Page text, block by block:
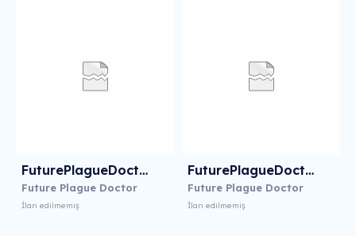
FuturePlagueDoctor19
Future Plague Doctor
İlan edilmemiş
FuturePlagueDoctor20
Future Plague Doctor
İlan edilmemiş